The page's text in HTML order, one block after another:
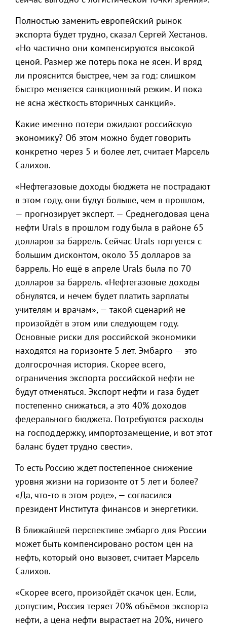
Полностью заменить европейский рынок
экспорта будет трудно, сказал Сергей Хестанов.
«Но частично они компенсируются высокой
ценой. Размер же потерь пока не ясен. И вряд
ли прояснится быстрее, чем за год: слишком
быстро меняется санкционный режим. И пока
не ясна жёсткость вторичных санкций».
Какие именно потери ожидают российскую
экономику? Об этом можно будет говорить
конкретно через 5 и более лет, считает Марсель
Салихов.
«Нефтегазовые доходы бюджета не пострадают
в этом году, они будут больше, чем в прошлом,
— прогнозирует эксперт. — Среднегодовая цена
нефти Urals в прошлом году была в районе 65
долларов за баррель. Сейчас Urals торгуется с
большим дисконтом, около 35 долларов за
баррель. Но ещё в апреле Urals была по 70
долларов за баррель. «Нефтегазовые доходы
обнулятся, и нечем будет платить зарплаты
учителям и врачам», — такой сценарий не
произойдёт в этом или следующем году.
Основные риски для российской экономики
находятся на горизонте 5 лет. Эмбарго — это
долгосрочная история. Скорее всего,
ограничения экспорта российской нефти не
будут отменяться. Экспорт нефти и газа будет
постепенно снижаться, а это 40% доходов
федерального бюджета. Потребуются расходы
на господдержку, импортозамещение, и вот этот
баланс будет трудно свести».
То есть Россию ждет постепенное снижение
уровня жизни на горизонте от 5 лет и более?
«Да, что-то в этом роде», — согласился
президент Института финансов и энергетики.
В ближайшей перспективе эмбарго для России
может быть компенсировано ростом цен на
нефть, который оно вызовет, считает Марсель
Салихов.
«Скорее всего, произойдёт скачок цен. Если,
допустим, Россия теряет 20% объёмов экспорта
нефти, а цена нефти вырастает на 20%, ничего